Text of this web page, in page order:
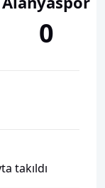
0
takıldı